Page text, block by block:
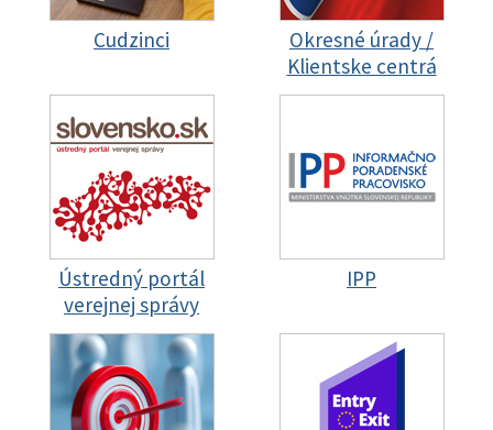
Cudzinci
Okresné úrady /
Klientske centrá
Ústredný portál
verejnej správy
IPP